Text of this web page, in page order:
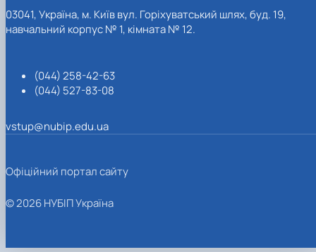
03041, Україна, м. Київ вул. Горіхуватський шлях, буд. 19,
навчальний корпус № 1, кімната № 12.
(044) 258-42-63
(044) 527-83-08
vstup@nubip.edu.ua
Офіційний портал сайту
© 2026 НУБІП Україна